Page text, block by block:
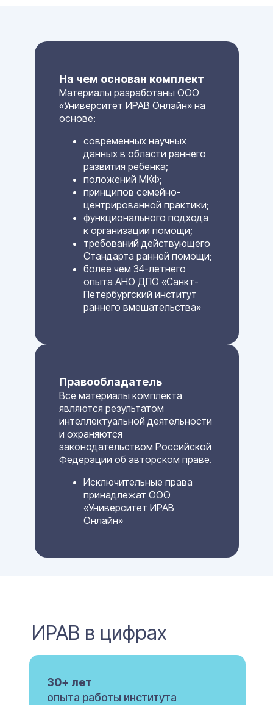
На чем основан комплект
Материалы разработаны ООО
«Университет ИРАВ Онлайн» на
основе:
современных научных
данных в области раннего
развития ребенка;
положений МКФ;
принципов семейно-
центрированной практики;
функционального подхода
к организации помощи;
требований действующего
Стандарта ранней помощи;
более чем 34-летнего
опыта АНО ДПО «Санкт-
Петербургский институт
раннего вмешательства»
Правообладатель
Все материалы комплекта
являются результатом
интеллектуальной деятельности
и охраняются
законодательством Российской
Федерации об авторском праве.
Исключительные права
принадлежат ООО
«Университет ИРАВ
Онлайн»
ИРАВ в цифрах
30+ лет
опыта работы института